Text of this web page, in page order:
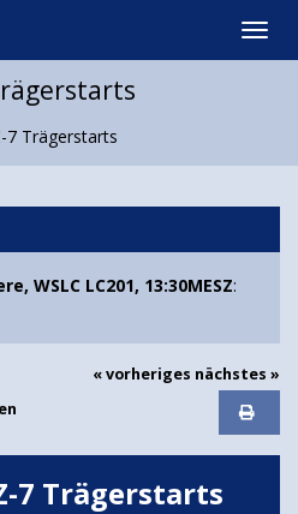
7 Trägerstarts
WSLC LC201, 13:30MESZ:
« vorheriges nächstes »
7 Trägerstarts